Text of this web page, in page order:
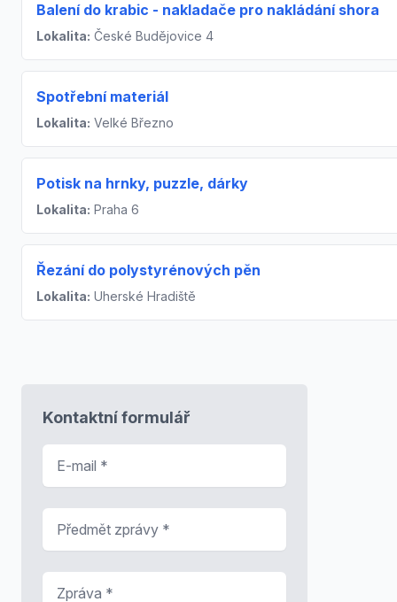
Balení do krabic - nakladače pro nakládání shora
Lokalita: České Budějovice 4
Spotřební materiál
Lokalita: Velké Březno
Potisk na hrnky, puzzle, dárky
Lokalita: Praha 6
Řezání do polystyrénových pěn
Lokalita: Uherské Hradiště
Kontaktní formulář